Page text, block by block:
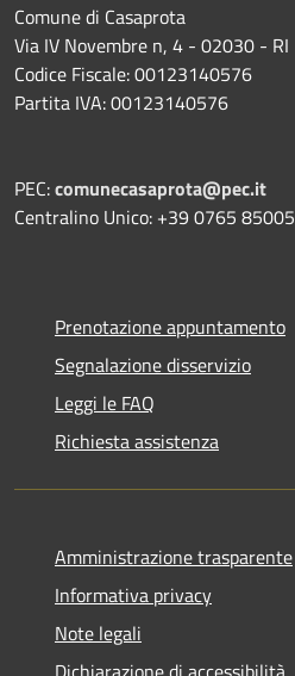
Comune di Casaprota
Via IV Novembre n, 4 - 02030 - RI
Codice Fiscale: 00123140576
Partita IVA: 00123140576
PEC:comunecasaprota@pec.it
Centralino Unico: +39 0765 85005
Prenotazione appuntamento
Segnalazione disservizio
Leggi le FAQ
Richiesta assistenza
Amministrazione trasparente
Informativa privacy
Note legali